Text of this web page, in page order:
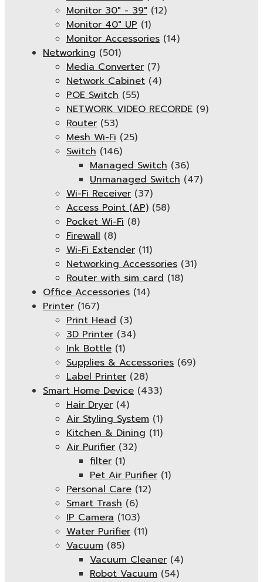
Monitor 30" - 39" (12)
Monitor 40" UP (1)
Monitor Accessories (14)
Networking (501)
Media Converter (7)
Network Cabinet (4)
POE Switch (55)
NETWORK VIDEO RECORDE (9)
Router (53)
Mesh Wi-Fi (25)
Switch (146)
Managed Switch (36)
Unmanaged Switch (47)
Wi-Fi Receiver (37)
Access Point (AP) (58)
Pocket Wi-Fi (8)
Firewall (8)
Wi-Fi Extender (11)
Networking Accessories (31)
Router with sim card (18)
Office Accessories (14)
Printer (167)
Print Head (3)
3D Printer (34)
Ink Bottle (1)
Supplies & Accessories (69)
Label Printer (28)
Smart Home Device (433)
Hair Dryer (4)
Air Styling System (1)
Kitchen & Dining (11)
Air Purifier (32)
filter (1)
Pet Air Purifier (1)
Personal Care (12)
Smart Trash (6)
IP Camera (103)
Water Purifier (11)
Vacuum (85)
Vacuum Cleaner (4)
Robot Vacuum (54)